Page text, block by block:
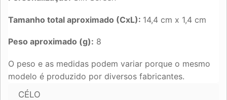
Tamanho total aproximado (CxL): 14,4 cm x 1,4 cm
Peso aproximado (g): 8
O peso e as medidas podem variar porque o mesmo
modelo é produzido por diversos fabricantes.
CÉLO